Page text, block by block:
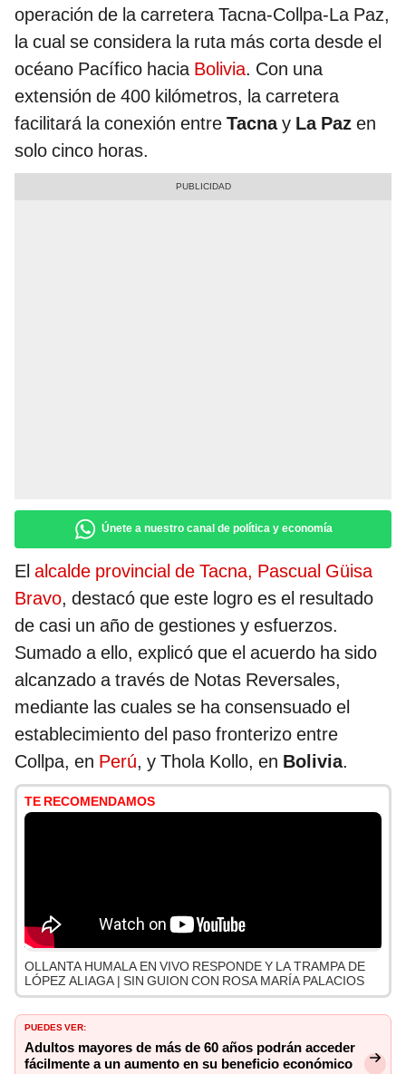
operación de la carretera Tacna-Collpa-La Paz,
la cual se considera la ruta más corta desde el
océano Pacífico hacia Bolivia. Con una
extensión de 400 kilómetros, la carretera
facilitará la conexión entre Tacnay La Paz en
solo cinco horas.
Únete a nuestro canal de política y economía
El alcalde provincial de Tacna, Pascual Güisa
Bravo, destacó que este logro es el resultado
de casi un año de gestiones y esfuerzos.
Sumado a ello, explicó que el acuerdo ha sido
alcanzado a través de Notas Reversales,
mediante las cuales se ha consensuado el
establecimiento del paso fronterizo entre
Collpa, en Perú, y Thola Kollo, en Bolivia.
TE RECOMENDAMOS
OLLANTA HUMALA EN VIVO RESPONDE Y LA TRAMPA DE
LÓPEZ ALIAGA | SIN GUION CON ROSA MARÍA PALACIOS
PUEDES VER:
Adultos mayores de más de 60 años podrán acceder
fácilmente a un aumento en su beneficio económico